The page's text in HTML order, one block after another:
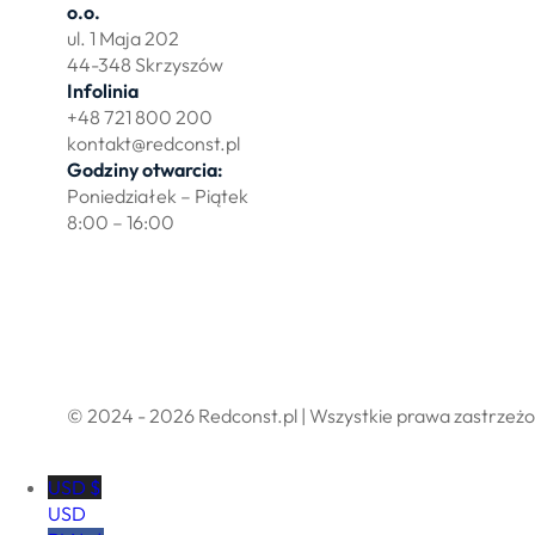
o.o.
ul. 1 Maja 202
44-348 Skrzyszów
Infolinia
+48 721 800 200
kontakt@redconst.pl
Godziny otwarcia:
Poniedziałek – Piątek
8:00 – 16:00
© 2024 - 2026 Redconst.pl | Wszystkie prawa
USD $
USD